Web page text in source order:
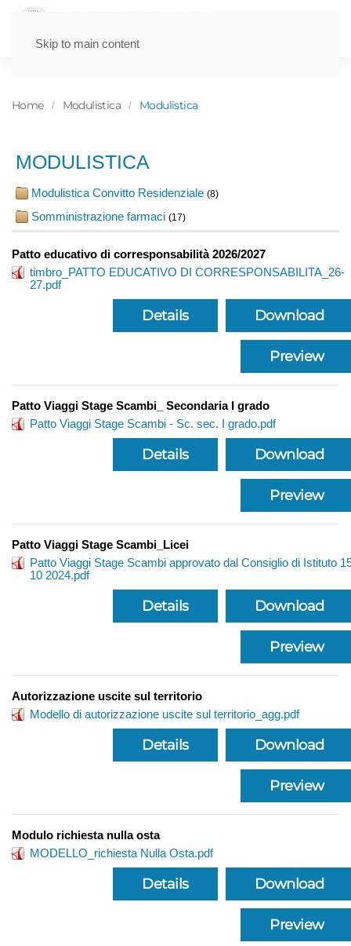
Skip to main content
Home Modulistica Modulistica
MODULISTICA
Modulistica Convitto Residenziale (8)
Somministrazione farmaci (17)
Patto educativo di corresponsabilità 2026/2027
timbro_PATTO EDUCATIVO DI CORRESPONSABILITA_26-
27.pdf
Download
Details
Preview
Patto Viaggi Stage Scambi_ Secondaria I grado
Patto Viaggi Stage Scambi - Sc. sec. I grado.pdf
Download
Details
Preview
Patto Viaggi Stage Scambi_Licei
Patto Viaggi Stage Scambi approvato dal Consiglio di Istituto
10 2024.pdf
Download
Details
Preview
Autorizzazione uscite sul territorio
Modello di autorizzazione uscite sul territorio_agg.pdf
Download
Details
Preview
Modulo richiesta nulla osta
MODELLO_richiesta Nulla Osta.pdf
Download
Details
Preview